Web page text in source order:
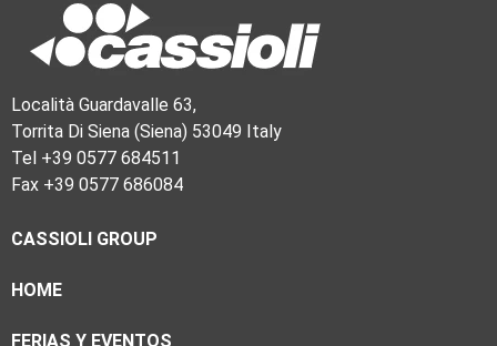
Località Guardavalle 63,
Torrita Di Siena (Siena) 53049 Italy
Tel +39 0577 684511
Fax +39 0577 686084
CASSIOLI GROUP
HOME
FERIAS Y EVENTOS